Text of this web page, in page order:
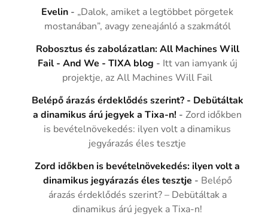
Evelin - „Dalok, amiket a legtöbbet pörgetek
mostanában”, avagy zeneajánló a szakmától
Robosztus és zabolázatlan: All Machines Will
Fail - And We - TIXA blog - Itt van iamyank új
projektje, az All Machines Will Fail
Belépő árazás érdeklődés szerint? - Debütáltak
a dinamikus árú jegyek a Tixa-n! -Zord időkben
is bevételnövekedés: ilyen volt a dinamikus
jegyárazás éles tesztje
Zord időkben is bevételnövekedés: ilyen volt a
dinamikus jegyárazás éles tesztje - Belépő
árazás érdeklődés szerint? – Debütáltak a
dinamikus árú jegyek a Tixa-n!